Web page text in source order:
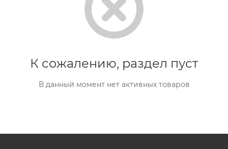
К сожалению, раздел пуст
В данный момент нет активных товаров